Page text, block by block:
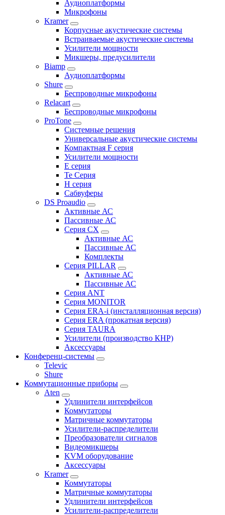
Аудиоплатформы
Микрофоны
Kramer
Корпусные акустические системы
Встраиваемые акустические системы
Усилители мощности
Микшеры, предусилители
Biamp
Аудиоплатформы
Shure
Беспроводные микрофоны
Relacart
Беспроводные микрофоны
ProTone
Системные решения
Универсальные акустические системы
Компактная F серия
Усилители мощности
E серия
Te Серия
H серия
Сабвуферы
DS Proaudio
Активные АС
Пассивные АС
Серия CX
Активные АС
Пассивные АС
Комплекты
Серия PILLAR
Активные АС
Пассивные АС
Серия ANT
Серия MONITOR
Серия ERA-i (инсталляционная версия)
Серия ERA (прокатная версия)
Серия TAURA
Усилители (производство КНР)
Аксессуары
Конференц-системы
Televic
Shure
Коммутационные приборы
Aten
Удлинители интерфейсов
Коммутаторы
Матричные коммутаторы
Усилители-распределители
Преобразователи сигналов
Видеомикшеры
KVM оборудование
Аксессуары
Kramer
Коммутаторы
Матричные коммутаторы
Удлинители интерфейсов
Усилители-распределители